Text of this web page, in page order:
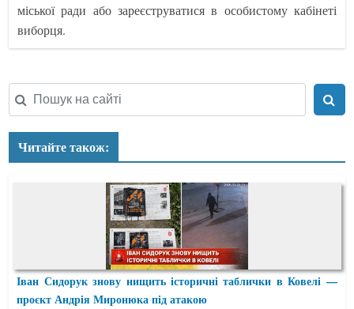
міської ради або зареєструватися в особистому кабінеті
виборця.
Читайте також:
Іван Сидорук знову нищить історичні таблички в Ковелі —
проєкт Андрія Миронюка під атакою